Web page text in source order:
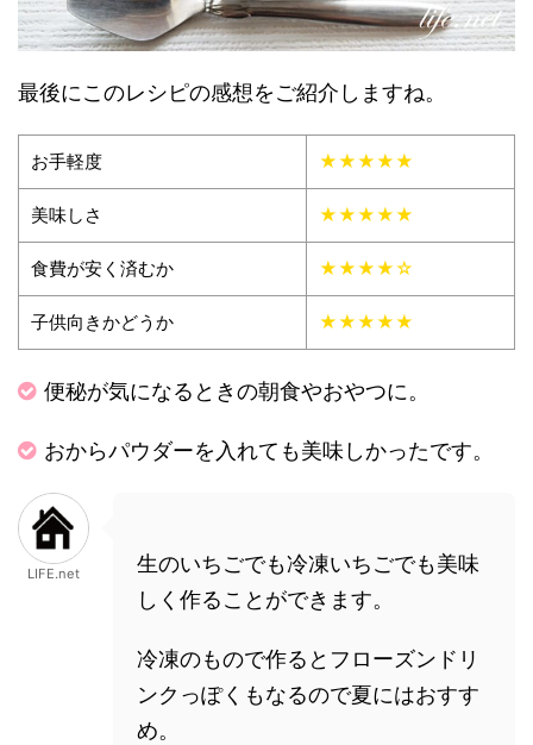
最後にこのレシピの感想をご紹介しますね。
お手軽度 ★★★★★
美味しさ ★★★★★
食費が安く済むか ★★★★☆
子供向きかどうか ★★★★★
便秘が気になるときの朝食やおやつに。
おからパウダーを入れても美味しかったです。
LIFE.net
生のいちごでも冷凍いちごでも美味
しく作ることができます。
冷凍のもので作るとフローズンドリ
ンクっぽくもなるので夏にはおすす
め。